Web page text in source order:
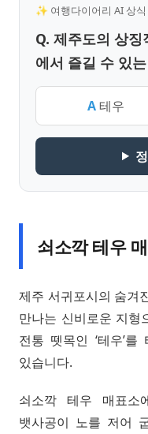
✨ 여행다이어리 AI 상
Q. 제주도의 상
에서 즐길 수 있
A테우
쇠소깍 테우
제주 서귀포시의 숨겨
만나는 신비로운 지형
전통 뗏목인 ‘테우’
있습니다.
쇠소깍 테우 매표소
뱃사공이 노를 저어